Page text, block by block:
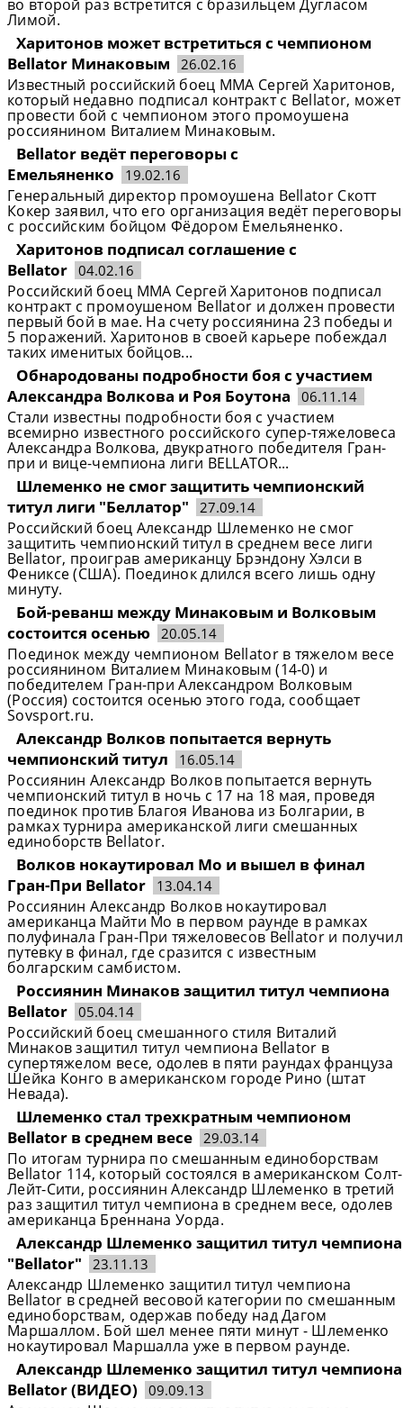
во второй раз встретится с бразильцем Дугласом
Лимой.
Харитонов может встретиться с чемпионом
Bellator Минаковым
26.02.16
Известный российский боец ММА Сергей Харитонов,
который недавно подписал контракт с Bellator, может
провести бой с чемпионом этого промоушена
россиянином Виталием Минаковым.
Bellator ведёт переговоры с
Емельяненко
19.02.16
Генеральный директор промоушена Bellator Скотт
Кокер заявил, что его организация ведёт переговоры
с российским бойцом Фёдором Емельяненко.
Харитонов подписал соглашение с
Bellator 04.02.16
Российский боец ММА Сергей Харитонов подписал
контракт с промоушеном Bellator и должен провести
первый бой в мае. На счету россиянина 23 победы и
5 поражений. Харитонов в своей карьере побеждал
таких именитых бойцов...
Обнародованы подробности боя с участием
Александра Волкова и Роя Боутона
06.11.14
Стали известны подробности боя с участием
всемирно известного российского супер-тяжеловеса
Александра Волкова, двукратного победителя Гран-
при и вице-чемпиона лиги BELLATOR...
Шлеменко не смог защитить чемпионский
титул лиги "Беллатор"
27.09.14
Российский боец Александр Шлеменко не смог
защитить чемпионский титул в среднем весе лиги
Bellator, проиграв американцу Брэндону Хэлси в
Фениксе (США). Поединок длился всего лишь одну
минуту.
Бой-реванш между Минаковым и Волковым
состоится осенью 20.05.14
Поединок между чемпионом Bellator в тяжелом весе
россиянином Виталием Минаковым (14-0) и
победителем Гран-при Александром Волковым
(Россия) состоится осенью этого года, сообщает
Sovsport.ru.
Александр Волков попытается вернуть
чемпионский титул
16.05.14
Россиянин Александр Волков попытается вернуть
чемпионский титул в ночь с 17 на 18 мая, проведя
поединок против Благоя Иванова из Болгарии, в
рамках турнира американской лиги смешанных
единоборств Bellator.
Волков нокаутировал Мо и вышел в финал
Гран-При Bellator
13.04.14
Россиянин Александр Волков нокаутировал
американца Майти Мо в первом раунде в рамках
полуфинала Гран-При тяжеловесов Bellator и получил
путевку в финал, где сразится с известным
болгарским самбистом.
Россиянин Минаков защитил титул чемпиона
Bellator 05.04.14
Российский боец смешанного стиля Виталий
Минаков защитил титул чемпиона Bellator в
супертяжелом весе, одолев в пяти раундах француза
Шейка Конго в американском городе Рино (штат
Невада).
Шлеменко стал трехкратным чемпионом
Bellator в среднем весе 29.03.14
По итогам турнира по смешанным единоборствам
Bellator 114, который состоялся в американском Солт-
Лейт-Сити, россиянин Александр Шлеменко в третий
раз защитил титул чемпиона в среднем весе, одолев
американца Бреннана Уорда.
Александр Шлеменко защитил титул чемпиона
"Bellator"
23.11.13
Александр Шлеменко защитил титул чемпиона
Bellator в средней весовой категории по смешанным
единоборствам, одержав победу над Дагом
Маршаллом. Бой шел менее пяти минут - Шлеменко
нокаутировал Маршалла уже в первом раунде.
Александр Шлеменко защитил титул чемпиона
Bellator (ВИДЕО)
09.09.13